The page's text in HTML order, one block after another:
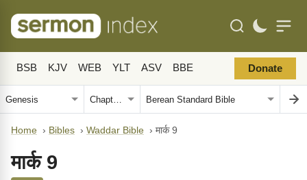
BSB KJV WEB YLT ASV BBE Donate
Home › Bibles › Waddar Bible › मार्क 9
मार्क 9